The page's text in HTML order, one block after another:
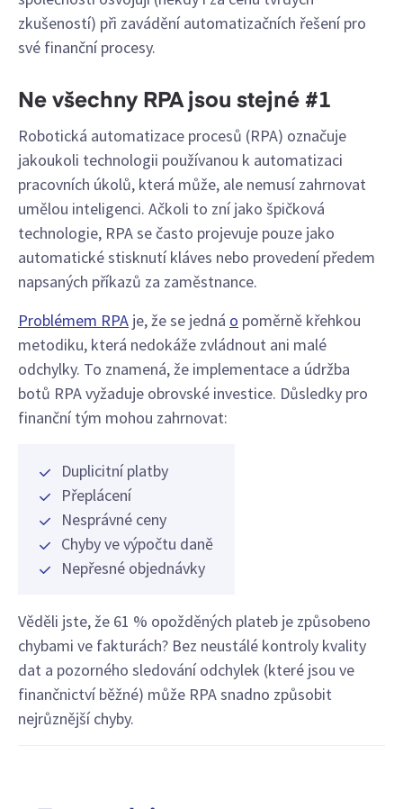
zkušeností) při zavádění automatizačních řešení pro
své finanční procesy.
Ne všechny RPA jsou stejné #1
Robotická automatizace procesů (RPA) označuje
jakoukoli technologii používanou k automatizaci
pracovních úkolů, která může, ale nemusí zahrnovat
umělou inteligenci. Ačkoli to zní jako špičková
technologie, RPA se často projevuje pouze jako
automatické stisknutí kláves nebo provedení předem
napsaných příkazů za zaměstnance.
Problémem RPA je, že se jedná o poměrně křehkou
metodiku, která nedokáže zvládnout ani malé
odchylky. To znamená, že implementace a údržba
botů RPA vyžaduje obrovské investice. Důsledky pro
finanční tým mohou zahrnovat:
Duplicitní platby
Přeplácení
Nesprávné ceny
Chyby ve výpočtu daně
Nepřesné objednávky
Věděli jste, že 61 % opožděných plateb je způsobeno
chybami ve fakturách? Bez neustálé kontroly kvality
dat a pozorného sledování odchylek (které jsou ve
finančnictví běžné) může RPA snadno způsobit
nejrůznější chyby.